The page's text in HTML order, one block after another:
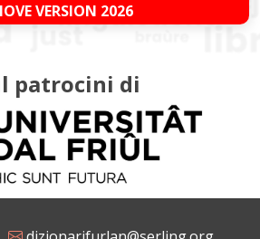
VERSION 2026
patrocini di